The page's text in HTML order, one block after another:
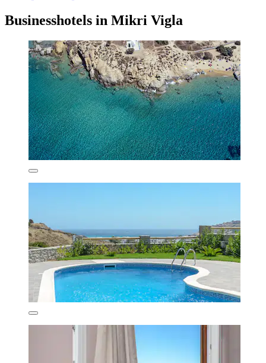
Businesshotels in Mikri Vigla